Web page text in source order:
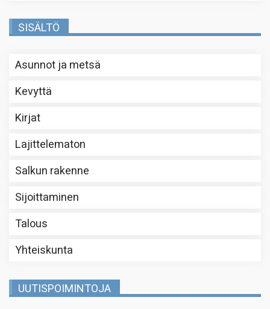
SISÄLTÖ
Asunnot ja metsä
Kevyttä
Kirjat
Lajittelematon
Salkun rakenne
Sijoittaminen
Talous
Yhteiskunta
UUTISPOIMINTOJA